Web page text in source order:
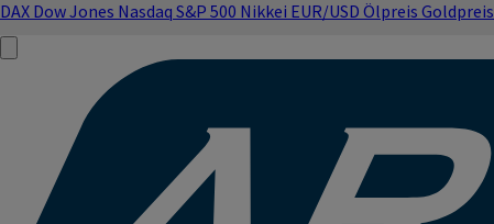
DAX Dow Jones Nasdaq S&P 500 Nikkei EUR/USD Ölpreis Goldpreis